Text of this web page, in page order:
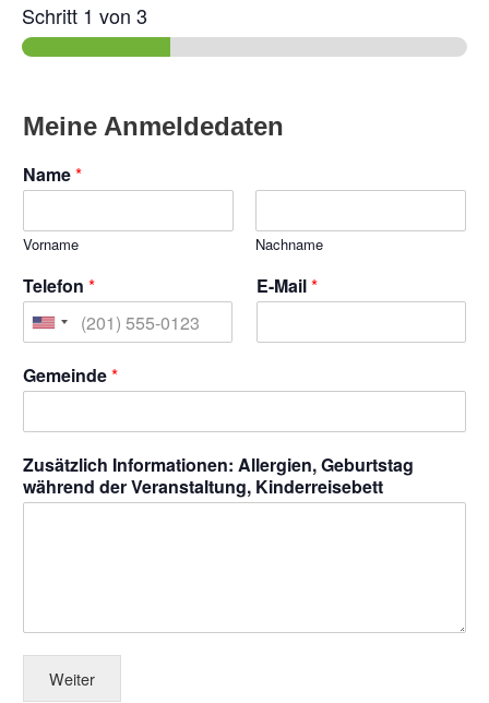
Schritt 1 von 3
Meine Anmeldedaten
Name*
Vorname Nachname
Telefon *
U
i
d
S
s
+
E-Mail*
Gemeinde*
Zusätzlich Informationen: Allergien, Geburtstag
während der Veranstaltung, Kinderreisebett
Weiter